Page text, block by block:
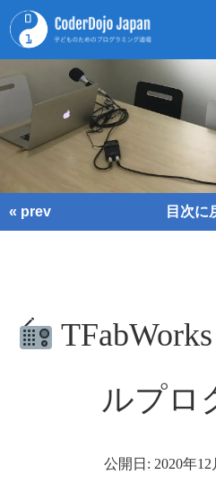
« prev 目次に
ルプロ
公開日: 2020年12